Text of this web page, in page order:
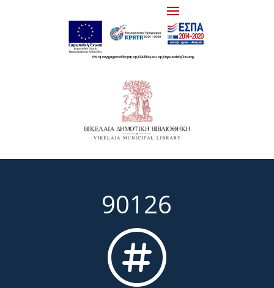
90126
